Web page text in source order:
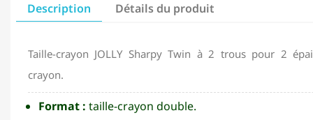
Description Détails du produit
Taille-crayon JOLLY Sharpy Twin à 2 trous pour 2
crayon.
Format : taille-crayon double.